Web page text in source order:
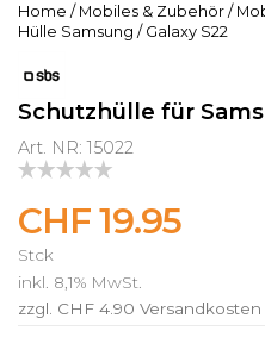
Home / Mobiles & Zubehör /
Hülle Samsung / Galaxy S22
Schutzhülle für
Art. NR: 15022
CHF 19.95
Stck
inkl. 8,1% MwSt.
zzgl. CHF 4.90